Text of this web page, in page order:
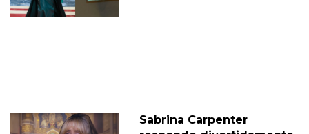
Sabrina Carpenter